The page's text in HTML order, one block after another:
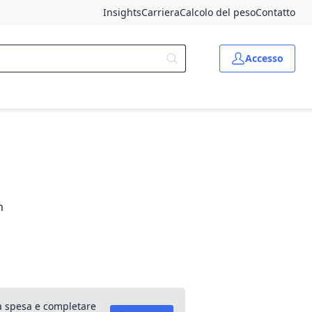
InsightsCarrieraCalcolo del pesoContatto
Accesso
e completare